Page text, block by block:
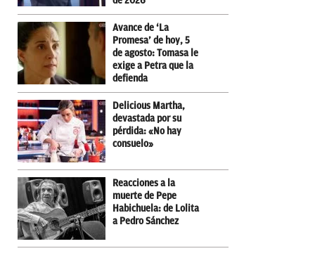
Avance de ‘La
Promesa’ de hoy, 5
de agosto: Tomasa le
exige a Petra que la
defienda
Delicious Martha,
devastada por su
pérdida: «No hay
consuelo»
Reacciones a la
muerte de Pepe
Habichuela: de Lolita
a Pedro Sánchez